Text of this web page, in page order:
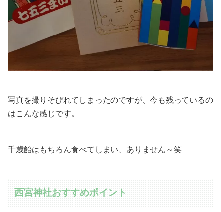
写真を撮りそびれてしまったのですが、今も残っているの
はこんな感じです。
千歳飴はもちろん食べてしまい、ありません～笑
西宮神社おすすめポイント